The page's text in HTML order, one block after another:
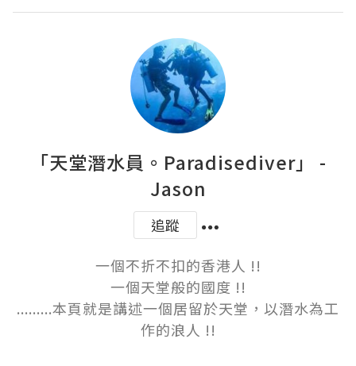
「天堂潛水員。Paradisediver」 -
Jason
追蹤
一個不折不扣的香港人 !!
一個天堂般的國度 !!
.........本頁就是講述一個居留於天堂，以潛水為工
作的浪人 !!